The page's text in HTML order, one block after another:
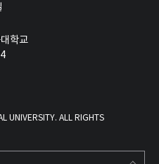
학교
UNIVERSITY. ALL RIGHTS